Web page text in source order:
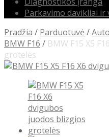
Parkavimo davikliai ir
Pradžia / Parduotuvė /
BMW F16 / BMW F15 X5
grotelės